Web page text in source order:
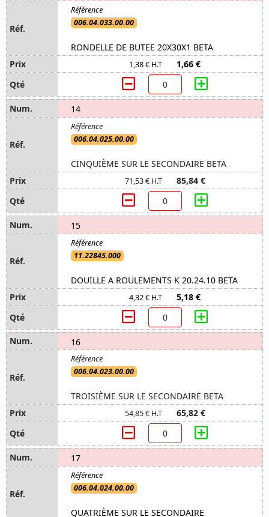
006.04.033.00.00
RONDELLE DE BUTEE 20X30X1 BETA
1,38 € H.T 1,66 €
14
006.04.025.00.00
CINQUIÈME SUR LE SECONDAIRE BETA
71,53 € H.T 85,84 €
15
11.22845.000
DOUILLE A ROULEMENTS K 20.24.10 BETA
4,32 € H.T 5,18 €
16
006.04.023.00.00
TROISIÈME SUR LE SECONDAIRE BETA
54,85 € H.T 65,82 €
17
006.04.024.00.00
QUATRIÈME SUR LE SECONDAIRE